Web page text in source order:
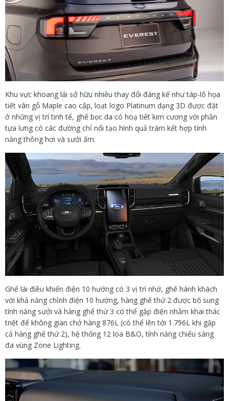
Khu vực khoang lái sở hữu nhiều thay đổi đáng kể như táp-lô họa
tiết vân gỗ Maple cao cấp, loạt logo Platinum dạng 3D được đặt
ở những vị trí tinh tế, ghế bọc da có hoạ tiết kim cương với phần
tựa lưng có các đường chỉ nổi tạo hình quả trám kết hợp tính
năng thông hơi và sưởi ấm.
Ghế lái điều khiển điện 10 hướng có 3 vị trí nhớ, ghế hành khách
với khả năng chỉnh điện 10 hướng, hàng ghế thứ 2 được bổ sung
tính năng sưởi và hàng ghế thứ 3 có thể gập điện nhằm khai thác
triệt để không gian chở hàng 876L (có thể lên tới 1.796L khi gập
cả hàng ghế thứ 2), hệ thống 12 loa B&O, tính năng chiếu sáng
đa vùng Zone Lighting.